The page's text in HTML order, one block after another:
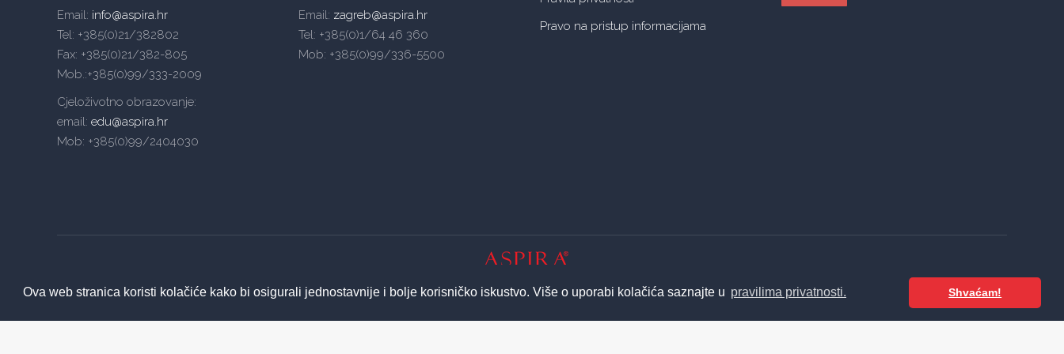
Ova web stranica koristi kolačiće kako bi osigurali jednostavnije i bolje korisničko iskustvo. Više o uporabi kolačića saznajte u pravilima privatnosti. Shvaćam!
Email: info@aspira.hr
Tel: +385(0)21/382802
Fax: +385(0)21/382-805
Mob.:+385(0)99/333-2009
Cjeloživotno obrazovanje:
email: edu@aspira.hr
Mob: +385(0)99/2404030
Email: zagreb@aspira.hr
Tel: +385(0)1/64 46 360
Mob: +385(0)99/336-5500
Pravo na pristup informacijama
© 2026 ASPIRA | All Rights Reserved
Izrada web stranica - Insieme